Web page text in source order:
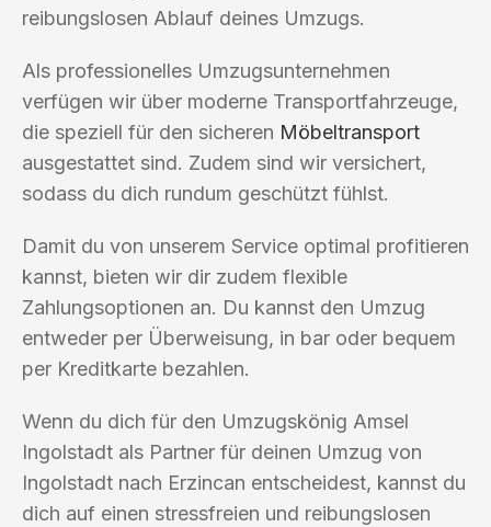
reibungslosen Ablauf deines Umzugs.
Als professionelles Umzugsunternehmen
verfügen wir über moderne Transportfahrzeuge,
die speziell für den sicheren Möbeltransport
ausgestattet sind. Zudem sind wir versichert,
sodass du dich rundum geschützt fühlst.
Damit du von unserem Service optimal profitieren
kannst, bieten wir dir zudem flexible
Zahlungsoptionen an. Du kannst den Umzug
entweder per Überweisung, in bar oder bequem
per Kreditkarte bezahlen.
Wenn du dich für den Umzugskönig Amsel
Ingolstadt als Partner für deinen Umzug von
Ingolstadt nach Erzincan entscheidest, kannst du
dich auf einen stressfreien und reibungslosen